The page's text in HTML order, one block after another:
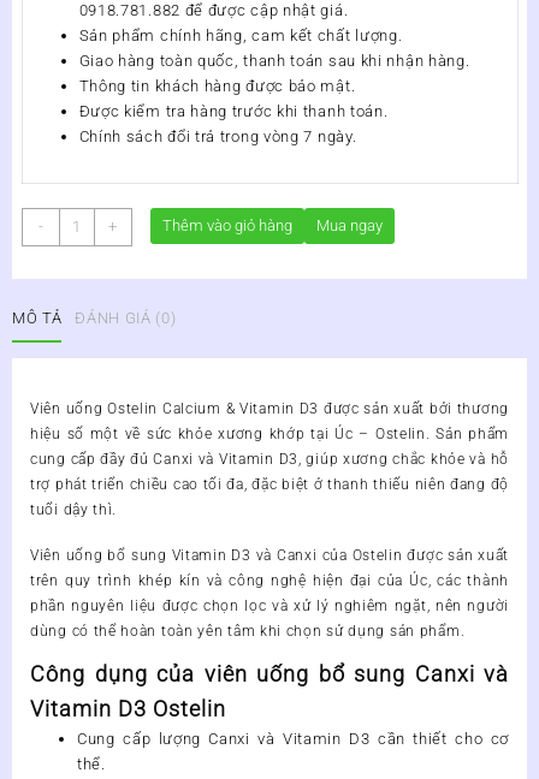
0918.781.882 để được cập nhật giá.
Sản phẩm chính hãng, cam kết chất lượng.
Giao hàng toàn quốc, thanh toán sau khi nhận hàng.
Thông tin khách hàng được bảo mật.
Được kiểm tra hàng trước khi thanh toán.
Chính sách đổi trả trong vòng 7 ngày.
-
VIÊN
UỐNG
&
VITAMIN
lượng
+ Thêm vào giỏ hàng Mua ngay
MÔ TẢ ĐÁNH GIÁ (0)
Viên uống Ostelin Calcium & Vitamin D3 được sản xuất bởi thương
hiệu số một về sức khỏe xương khớp tại Úc – Ostelin. Sản phẩm
cung cấp đầy đủ Canxi và Vitamin D3, giúp xương chắc khỏe và hỗ
trợ phát triển chiều cao tối đa, đặc biệt ở thanh thiếu niên đang độ
tuổi dậy thì.
Viên uống bổ sung Vitamin D3 và Canxi của Ostelin được sản xuất
trên quy trình khép kín và công nghệ hiện đại của Úc, các thành
phần nguyên liệu được chọn lọc và xử lý nghiêm ngặt, nên người
dùng có thể hoàn toàn yên tâm khi chọn sử dụng sản phẩm.
Công dụng của viên uống bổ sung Canxi và
Vitamin D3 Ostelin
Cung cấp lượng Canxi và Vitamin D3 cần thiết cho cơ
thể.